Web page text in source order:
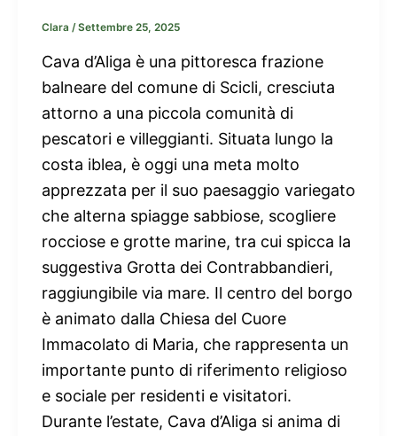
Clara /Settembre 25, 2025
Cava d’Aliga è una pittoresca frazione
balneare del comune di Scicli, cresciuta
attorno a una piccola comunità di
pescatori e villeggianti. Situata lungo la
costa iblea, è oggi una meta molto
apprezzata per il suo paesaggio variegato
che alterna spiagge sabbiose, scogliere
rocciose e grotte marine, tra cui spicca la
suggestiva Grotta dei Contrabbandieri,
raggiungibile via mare. Il centro del borgo
è animato dalla Chiesa del Cuore
Immacolato di Maria, che rappresenta un
importante punto di riferimento religioso
e sociale per residenti e visitatori.
Durante l’estate, Cava d’Aliga si anima di